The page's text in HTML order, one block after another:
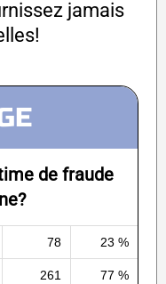
jamais
de fraude
78 23 %
261 77 %